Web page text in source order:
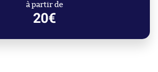
à partir de
20€